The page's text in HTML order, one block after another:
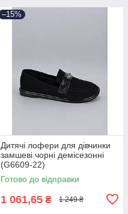
–15%
Дитячі лофери для дівчинки
замшеві чорні демісезонні
(G6609-22)
Готово до відправки
1 061,65 ₴ 1 249 ₴